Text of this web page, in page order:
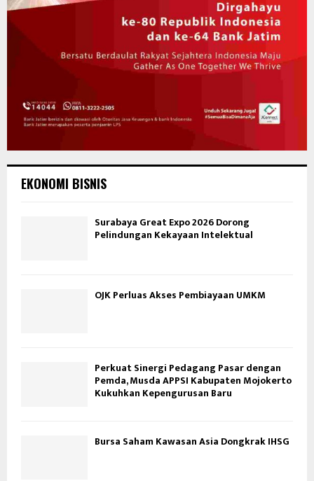
EKONOMI BISNIS
Surabaya Great Expo 2026 Dorong
Pelindungan Kekayaan Intelektual
OJK Perluas Akses Pembiayaan UMKM
Perkuat Sinergi Pedagang Pasar dengan
Pemda, Musda APPSI Kabupaten Mojokerto
Kukuhkan Kepengurusan Baru
Bursa Saham Kawasan Asia Dongkrak IHSG